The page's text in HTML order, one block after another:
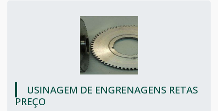
USINAGEM DE ENGRENAGENS RETAS
PREÇO